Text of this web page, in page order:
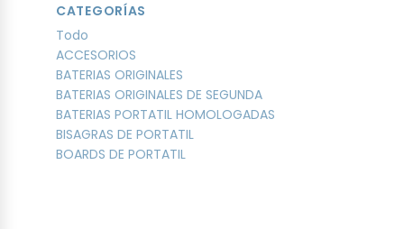
CATEGORÍAS
Todo
ACCESORIOS
BATERIAS ORIGINALES
BATERIAS ORIGINALES DE SEGUNDA
BATERIAS PORTATIL HOMOLOGADAS
BISAGRAS DE PORTATIL
BOARDS DE PORTATIL